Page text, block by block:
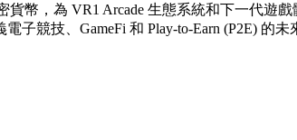
幣，為 VR1 Arcade 生態系統和下一代遊
競技、GameFi 和 Play-to-Earn (P2E) 的未